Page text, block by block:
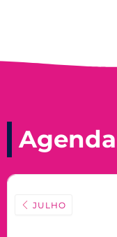
Agenda
JULHO